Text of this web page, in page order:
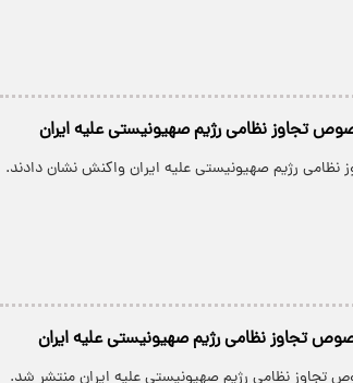
تجاوز نظامی رژیم صهیونیستی علیه ایران
رژیم صهیونیستی علیه ایران واکنش نشان دادند.
تجاوز نظامی رژیم صهیونیستی علیه ایران
تجاوز نظامی رژیم صهیونیستی علیه ایران منتشر شد.